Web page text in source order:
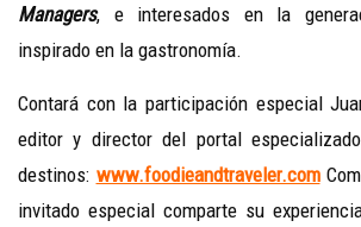
Managers, e interesados en la
inspirado en la gastronomía.
Contará con la participación especial
editor y director del portal
destinos: www.foodieandtraveler.com
invitado especial comparte su